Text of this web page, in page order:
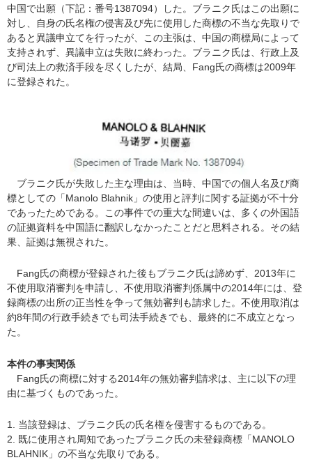
中国で出願（下記：番号1387094）した。ブラニク氏はこの出願に
対し、自身の氏名権の侵害及び先に使用した商標の不当な先取りで
あると異議申立てを行ったが、この主張は、中国の商標局によって
支持されず、異議申立は失敗に終わった。ブラニク氏は、行政上及
び司法上の救済手段を尽くしたが、結局、Fang氏の商標は2009年
に登録された。
ブラニク氏が失敗した主な理由は、当時、中国での個人名及び商
標としての「Manolo Blahnik」の使用と評判に関する証拠が不十分
であったためである。この事件での重大な間違いは、多くの外国語
の証拠資料を中国語に翻訳しなかったことだと思料される。その結
果、証拠は無視された。
Fang氏の商標が登録された後もブラニク氏は諦めず、2013年に
不使用取消審判を申請し、不使用取消審判係属中の2014年には、登
録商標の出所の正当性を争って無効審判も請求した。不使用取消は
約8年間の行政手続きでも司法手続きでも、最終的に不成立となっ
た。
本件の事実関係
Fang氏の商標に対する2014年の無効審判請求は、主に以下の理
由に基づくものであった。
1. 当該登録は、ブラニク氏の氏名権を侵害するものである。
2. 既に使用され周知であったブラニク氏の未登録商標「MANOLO
BLAHNIK」の不当な先取りである。